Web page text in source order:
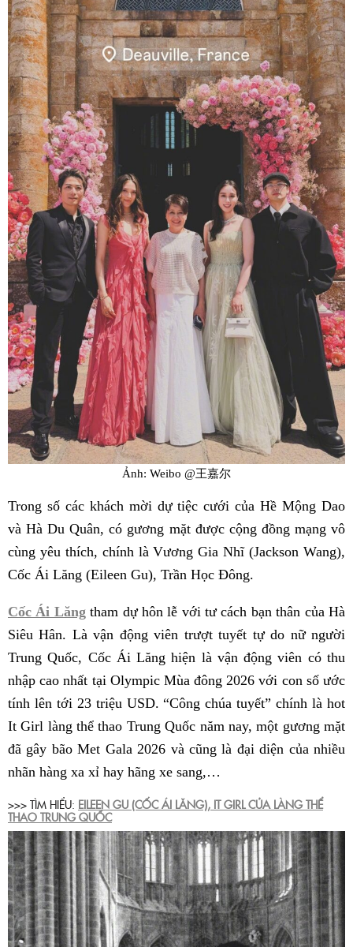
Ảnh: Weibo @王嘉尔
Trong số các khách mời dự tiệc cưới của Hề Mộng Dao
và Hà Du Quân, có gương mặt được cộng đồng mạng vô
cùng yêu thích, chính là Vương Gia Nhĩ (Jackson Wang),
Cốc Ái Lăng (Eileen Gu), Trần Học Đông.
Cốc Ái Lăngtham dự hôn lễ với tư cách bạn thân của Hà
Siêu Hân. Là vận động viên trượt tuyết tự do nữ người
Trung Quốc, Cốc Ái Lăng hiện là vận động viên có thu
nhập cao nhất tại Olympic Mùa đông 2026 với con số ước
tính lên tới 23 triệu USD. “Công chúa tuyết” chính là hot
It Girl làng thể thao Trung Quốc năm nay, một gương mặt
đã gây bão Met Gala 2026 và cũng là đại diện của nhiều
nhãn hàng xa xỉ hay hãng xe sang,…
>>> TÌM HIỂU: EILEEN GU (CỐC ÁI LĂNG), IT GIRL CỦA LÀNG THỂ
THAO TRUNG QUỐC